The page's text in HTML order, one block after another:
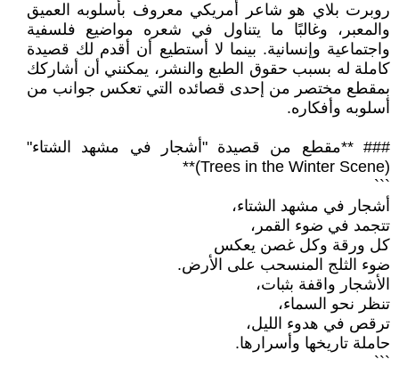
روبرت بلاي هو شاعر أمريكي معروف بأسلوبه العميق
والمعبر، وغالبًا ما يتناول في شعره مواضيع فلسفية
واجتماعية وإنسانية. بينما لا أستطيع أن أقدم لك قصيدة
كاملة له بسبب حقوق الطبع والنشر، يمكنني أن أشاركك
بمقطع مختصر من إحدى قصائده التي تعكس جوانب من
أسلوبه وأفكاره.
### **مقطع من قصيدة "أشجار في مشهد الشتاء"
(Trees in the Winter Scene)**
```
أشجار في مشهد الشتاء،
تتجمد في ضوء القمر،
كل ورقة وكل غصن يعكس
ضوء الثلج المنسحب على الأرض.
الأشجار واقفة بثبات،
تنظر نحو السماء،
ترقص في هدوء الليل،
حاملة تاريخها وأسرارها.
```